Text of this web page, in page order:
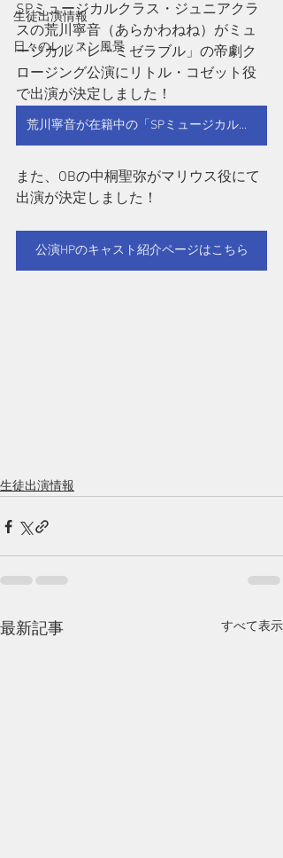
生徒出演情報
日々のレッスン風景
SPミュージカルクラス・ジュニアクラ
スの荒川寧音（あらかわねね）がミュ
ージカル「レ・ミゼラブル」の帝劇ク
ロージング公演にリトル・コゼット役
で出演が決定しました！
荒川寧音が在籍中の「SPミュージカルクラス」
また、OBの中桐聖弥がマリウス役にて
出演が決定しました！
公演HPのキャスト紹介ページはこちら
生徒出演情報
最新記事 すべて表示